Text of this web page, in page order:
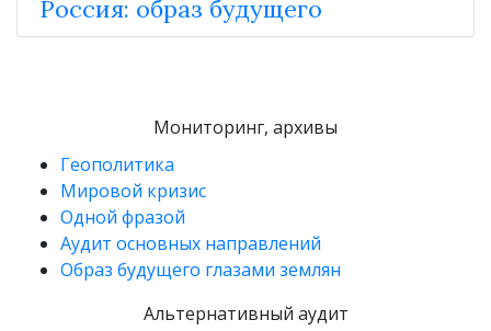
Россия: образ будущего
Мониторинг, архивы
Геополитика
Мировой кризис
Одной фразой
Аудит основных направлений
Образ будущего глазами землян
Альтернативный аудит